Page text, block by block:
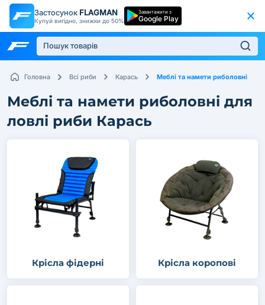
Застосунок FLAGMAN
Купуй вигідно, знижки до 50%
Завантажити з
Google Play
Головна Всі риби Карась Меблі та намети риболовні
Меблі та намети риболовні для
ловлі риби Карась
Крісла фідерні Крісла коропові